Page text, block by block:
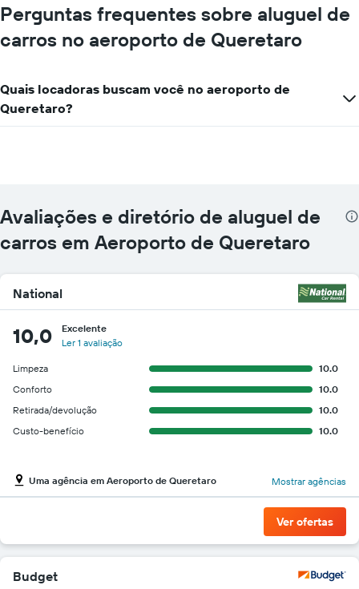
Perguntas frequentes sobre aluguel de
carros no aeroporto de Queretaro
Quais locadoras buscam você no aeroporto de
Queretaro?
Avaliações e diretório de aluguel de
carros em Aeroporto de Queretaro
National
10,0
Excelente
Ler 1 avaliação
Limpeza
10.0
Conforto
10.0
Retirada/devolução
10.0
Custo-benefício
10.0
Uma agência em Aeroporto de Queretaro Mostrar agências
Ver ofertas
Budget